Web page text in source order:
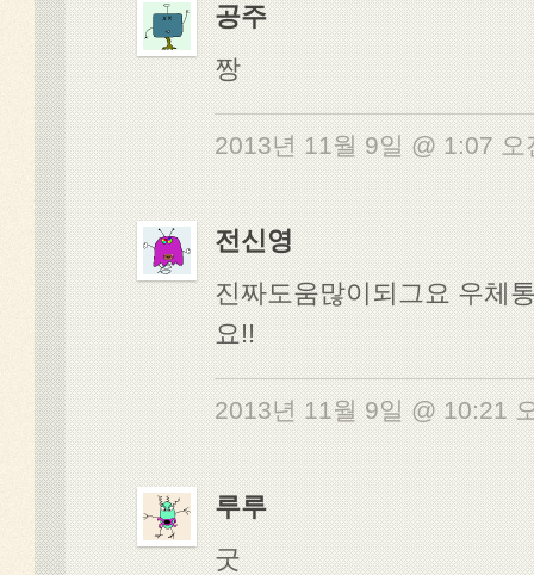
공주
짱
2013년 11월 9일 @ 1:07
전신영
진짜도움많이되그요 우체
요!!
2013년 11월 9일 @ 10:21
루루
굿